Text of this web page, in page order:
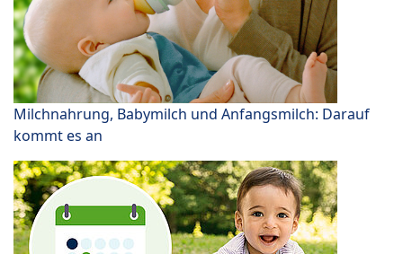
Milchnahrung, Babymilch und Anfangsmilch: Darauf
kommt es an